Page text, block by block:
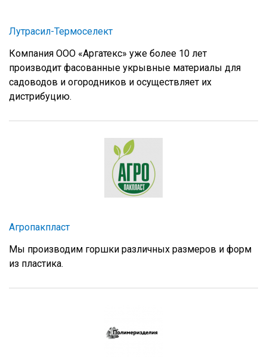
Лутрасил-Термоселект
Компания ООО «Аргатекс» уже более 10 лет
производит фасованные укрывные материалы для
садоводов и огородников и осуществляет их
дистрибуцию.
Агропакпласт
Мы производим горшки различных размеров и форм
из пластика.